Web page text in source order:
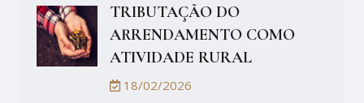
TRIBUTAÇÃO DO
ARRENDAMENTO COMO
ATIVIDADE RURAL
18/02/2026